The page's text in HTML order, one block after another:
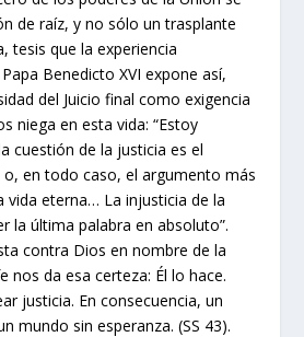
de raíz, y no sólo un trasplante
tesis que la experiencia
Benedicto XVI expone así,
del Juicio final como exigencia
niega en esta vida: “Estoy
cuestión de la justicia es el
en todo caso, el argumento más
vida eterna… La injusticia de la
la última palabra en absoluto”.
contra Dios en nombre de la
nos da esa certeza: Él lo hace.
justicia. En consecuencia, un
mundo sin esperanza. (SS 43).